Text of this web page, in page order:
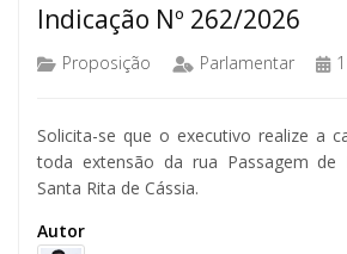
Indicação Nº 262/2026
Proposição Parlamentar
Solicita-se que o executivo realize a
toda extensão da rua Passagem de
Santa Rita de Cássia.
Autor